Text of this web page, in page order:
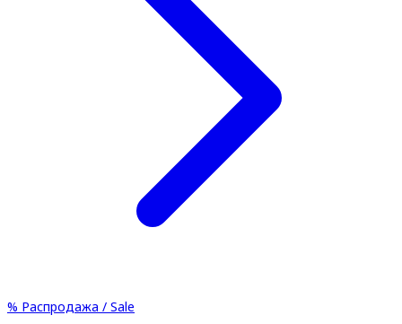
% Распродажа / Sale